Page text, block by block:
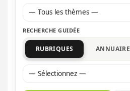
— Tous les thèmes —
RECHERCHE GUIDÉE
RUBRIQUES ANNUAIRE
— Sélectionnez —